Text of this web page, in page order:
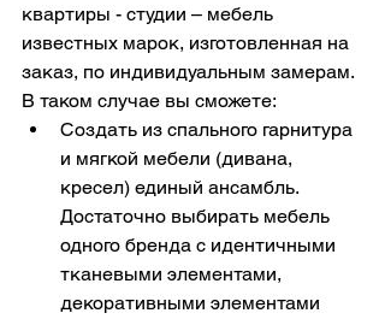
квартиры - студии – мебель
известных марок, изготовленная на
заказ, по индивидуальным замерам.
В таком случае вы сможете:
Создать из спального гарнитура
и мягкой мебели (дивана,
кресел) единый ансамбль.
Достаточно выбирать мебель
одного бренда с идентичными
тканевыми элементами,
декоративными элементами